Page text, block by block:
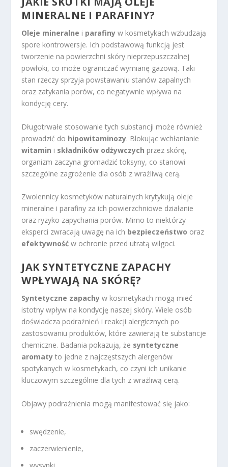
MINERALNE I PARAFINY?
Oleje mineralne i parafiny w kosmetykach wzbudzają
spore kontrowersje. Ich podstawową funkcją jest
tworzenie na powierzchni skóry nieprzepuszczalnej
powłoki, co może ograniczać wymianę gazową. Taki
stan rzeczy sprzyja powstawaniu stanów zapalnych
oraz zatykania porów, co negatywnie wpływa na
kondycję cery.
Długotrwałe stosowanie tych substancji może również
prowadzić do hipowitaminozy. Blokując wchłanianie
witamin i składników odżywczych przez skórę,
organizm zaczyna gromadzić toksyny, co stanowi
szczególne zagrożenie dla osób z wrażliwą cerą.
Zwolennicy kosmetyków naturalnych krytykują oleje
mineralne i parafiny za ich powierzchniowe działanie
oraz ryzyko zapychania porów. Mimo to niektórzy
eksperci zwracają uwagę na ich bezpieczeństwo oraz
efektywność w ochronie przed utratą wilgoci.
JAK SYNTETYCZNE ZAPACHY
WPŁYWAJĄ NA SKÓRĘ?
Syntetyczne zapachy w kosmetykach mogą mieć
istotny wpływ na kondycję naszej skóry. Wiele osób
doświadcza podrażnień i reakcji alergicznych po
zastosowaniu produktów, które zawierają te substancje
chemiczne. Badania pokazują, że syntetyczne
aromaty to jedne z najczęstszych alergenów
spotykanych w kosmetykach, co czyni ich unikanie
kluczowym szczególnie dla tych z wrażliwą cerą.
Objawy podrażnienia mogą manifestować się jako:
swędzenie,
zaczerwienienie,
wysypki.